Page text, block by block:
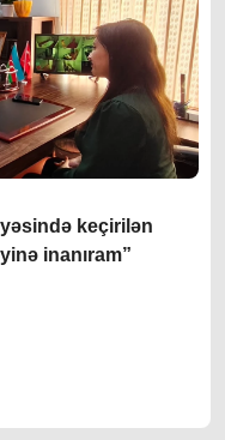
keçirilən
inanıram”